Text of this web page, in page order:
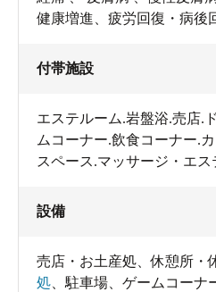
健康増進、疲労回復・病後
付帯施設
エステルーム.岩盤浴.売店.
ムコーナー.飲食コーナー.
スペース.マッサージ・エス
設備
売店・お土産処 、休憩所・
処
駐車場 ゲームコーナ